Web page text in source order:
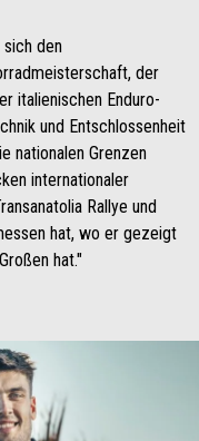
den
der
italienischen Enduro-
und Entschlossenheit
nationalen Grenzen
internationaler
Rallye und
hat, wo er gezeigt
hat."